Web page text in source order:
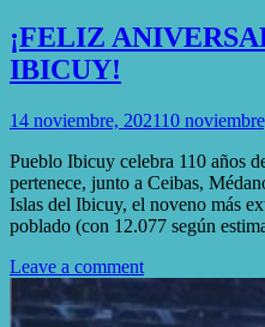
¡FELIZ
IBICUY!
14 noviembre, 202110
Pueblo Ibicuy celebra 110 años
pertenece, junto a Ceibas,
Islas del Ibicuy, el noveno más
poblado (con 12.077 según
Leave a comment